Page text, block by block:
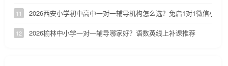
11 2026西安小学初中高中一对一辅导机构怎么选？兔启1对1微信小程
12 2026榆林中小学一对一辅导哪家好？语数英线上补课推荐